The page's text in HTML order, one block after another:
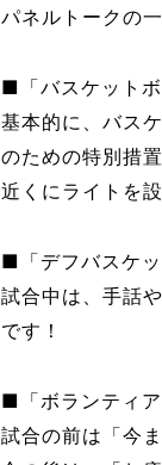
パネルトークの
■「バスケットボ
基本的に、バス
のための特別措
近くにライトを
■「デフバスケッ
試合中は、手話
です！
■「ボランティア
試合の前は「今